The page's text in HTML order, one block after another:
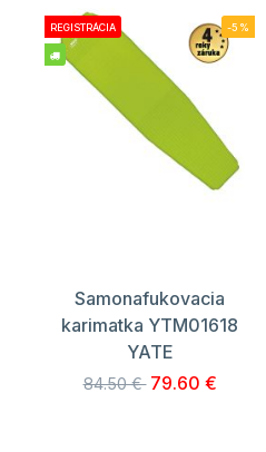
REGISTRÁCIA -5%
Samonafukovacia
karimatka YTM01618
YATE
84.50 € 79.60 €